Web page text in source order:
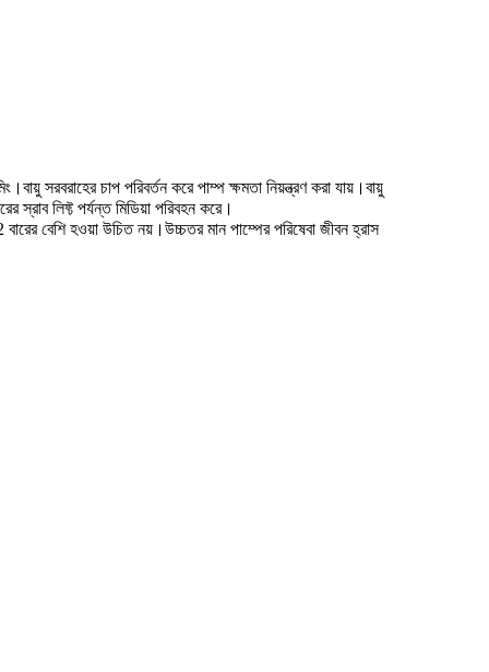
সরবরাহের চাপ পরিবর্তন করে পাম্প ক্ষমতা নিয়ন্ত্রণ করা যায়।বায়ু
লিফ্ট পর্যন্ত মিডিয়া পরিবহন করে।
বেশি হওয়া উচিত নয়।উচ্চতর মান পাম্পের পরিষেবা জীবন হ্রাস